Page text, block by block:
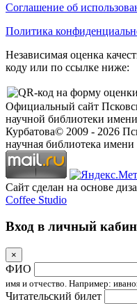
Соглашение об
Политика
Независимая оценка
коду или по ссылке ниже:
Официальный сайт
научной библиотеки
Курбатова© 2009 - 2026
научная библиотека
Сайт сделан на основе
Coffee Studio
Вход в личный
×
ФИО
имя и отчество. Например:
Читательский билет